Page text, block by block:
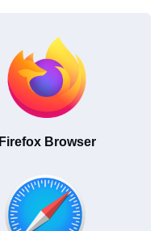
Firefox Browser